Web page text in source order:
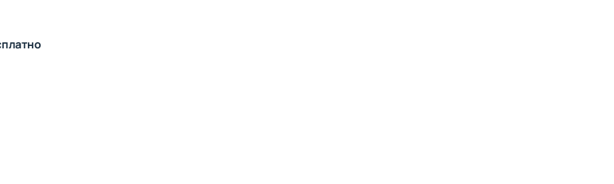
новые способы взаимодействия с мелодиями. Среди
мероприятий, где вы сможете быть в курсе предстоящих концертов